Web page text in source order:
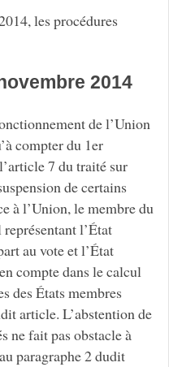
les procédures
2014
de l’Union
compter du 1er
7 du traité sur
de certains
à l’Union, le membre du
l’État
au vote et l’État
compte dans le calcul
des États membres
article. L’abstention de
ne fait pas obstacle à
paragraphe 2 dudit